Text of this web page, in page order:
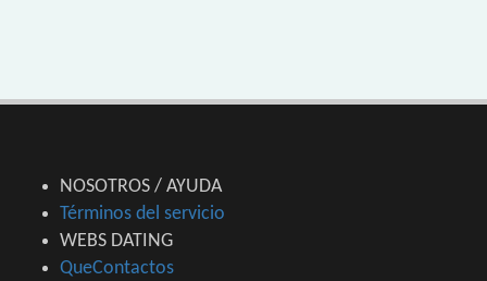
NOSOTROS / AYUDA
Términos del servicio
WEBS DATING
QueContactos